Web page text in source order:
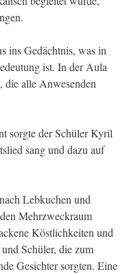
ins Gedächtnis, was in
ist. In der Aula
die alle Anwesenden
sorgte der Schüler Kyril
sang und dazu auf
Lebkuchen und
Mehrzweckraum
Köstlichkeiten und
Schüler, die zum
Gesichter sorgten. Eine